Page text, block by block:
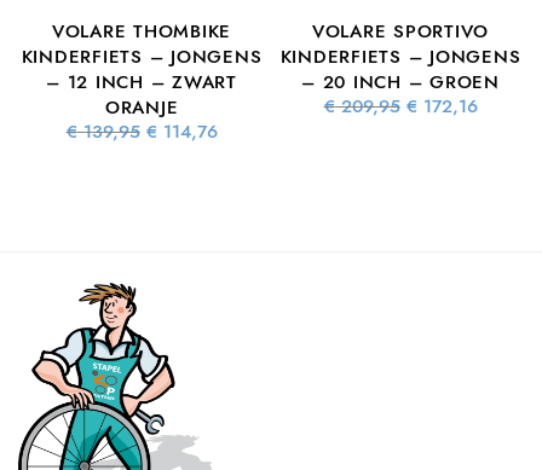
VOLARE THOMBIKE
KINDERFIETS – JONGENS
– 12 INCH – ZWART
ORANJE
€139,95 Oorspronkelijke
prijs was:
€ 114,76
VOLARE SPORTIVO
KINDERFIETS – JONGENS
– 20 INCH – GROEN
€209,95 Oorspronkelijke
prijs was:
€ 172,16